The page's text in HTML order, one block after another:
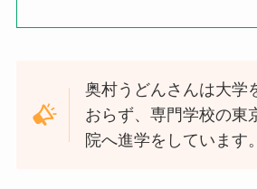
奥村うどんさんは大学
おらず、専門学校の東
院へ進学をしています。